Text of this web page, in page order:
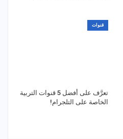
قنوات
تعرَّف على أفضل 5 قنوات التربية
الخاصة على التلجرام!